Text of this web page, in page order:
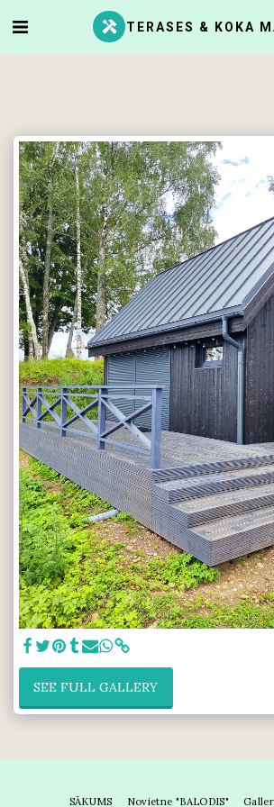
TERASES & KOKA
SEE FULL GALLERY
SĀKUMS Novietne "BALODIS"